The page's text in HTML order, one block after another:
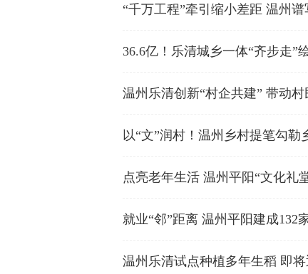
“千万工程”牵引缩小差距 温州
36.6亿！乐清城乡一体“齐步走”
温州乐清创新“村企共建” 带动村
以“文”润村！温州乡村提笔勾勒
点亮老年生活 温州平阳“文化礼
就业“邻”距离 温州平阳建成132
温州乐清试点种植多年生稻 即将